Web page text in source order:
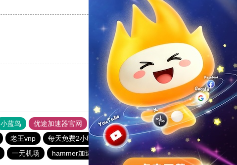
支持
支持 反对 [0]
小蓝鸟 优途加速器官网 风驰加速器 旋风加速器
八戒看书
老王vnp 每天免费2小时加速器
电报telegeram加速器
一元机场 hammer加速器 手机外国加速器官网
vp加速器